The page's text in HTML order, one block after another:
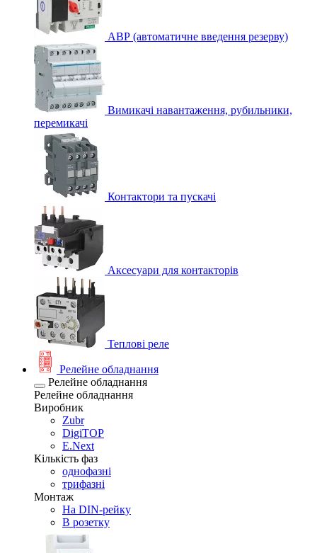
АВР (автоматичне введення резерву)
Вимикачі навантаження, рубильники,
перемикачі
Контактори та пускачі
Аксесуари для контакторів
Теплові реле
Релейне обладнання
Релейне обладнання
Релейне обладнання
Виробник
Zubr
DigiTOP
E.Next
Кількість фаз
однофазні
трифазні
Монтаж
На DIN-рейку
В розетку